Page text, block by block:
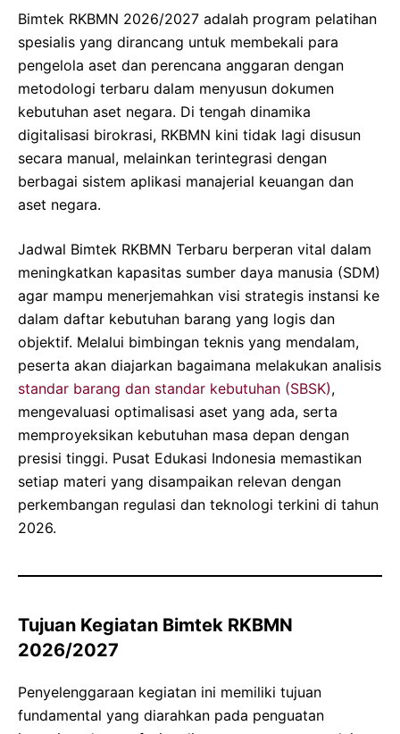
Bimtek RKBMN 2026/2027 adalah program pelatihan
spesialis yang dirancang untuk membekali para
pengelola aset dan perencana anggaran dengan
metodologi terbaru dalam menyusun dokumen
kebutuhan aset negara. Di tengah dinamika
digitalisasi birokrasi, RKBMN kini tidak lagi disusun
secara manual, melainkan terintegrasi dengan
berbagai sistem aplikasi manajerial keuangan dan
aset negara.
Jadwal Bimtek RKBMN Terbaru berperan vital dalam
meningkatkan kapasitas sumber daya manusia (SDM)
agar mampu menerjemahkan visi strategis instansi ke
dalam daftar kebutuhan barang yang logis dan
objektif. Melalui bimbingan teknis yang mendalam,
peserta akan diajarkan bagaimana melakukan analisis
standar barang dan standar kebutuhan (SBSK),
mengevaluasi optimalisasi aset yang ada, serta
memproyeksikan kebutuhan masa depan dengan
presisi tinggi. Pusat Edukasi Indonesia memastikan
setiap materi yang disampaikan relevan dengan
perkembangan regulasi dan teknologi terkini di tahun
2026.
Tujuan Kegiatan Bimtek RKBMN
2026/2027
Penyelenggaraan kegiatan ini memiliki tujuan
fundamental yang diarahkan pada penguatan